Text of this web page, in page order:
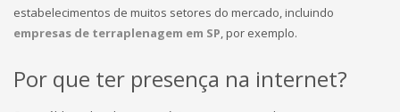
estabelecimentos de muitos setores do mercado, incluindo
empresas de terraplenagem em SP, por exemplo.
Por que ter presença na internet?